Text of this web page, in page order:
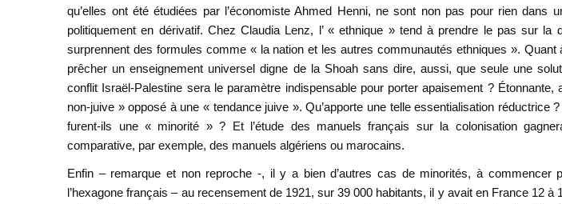
qu’elles ont été étudiées par l’économiste Ahmed Henni, ne sont non pas pour rien dans
politiquement en dérivatif. Chez Claudia Lenz, l’ « ethnique » tend à prendre le pas sur la
surprennent des formules comme « la nation et les autres communautés ethniques ».
prêcher un enseignement universel digne de la Shoah sans dire, aussi, que seule une
conflit Israël-Palestine sera le paramètre indispensable pour porter apaisement ?
non-juive » opposé à une « tendance juive ». Qu’apporte une telle essentialisation réductrice
furent-ils une « minorité » ? Et l’étude des manuels français sur la colonisation
comparative, par exemple, des manuels algériens ou marocains.
Enfin – remarque et non reproche -, il y a bien d’autres cas de minorités, à commencer
l’hexagone français – au recensement de 1921, sur 39 000 habitants, il y avait en France 12 à